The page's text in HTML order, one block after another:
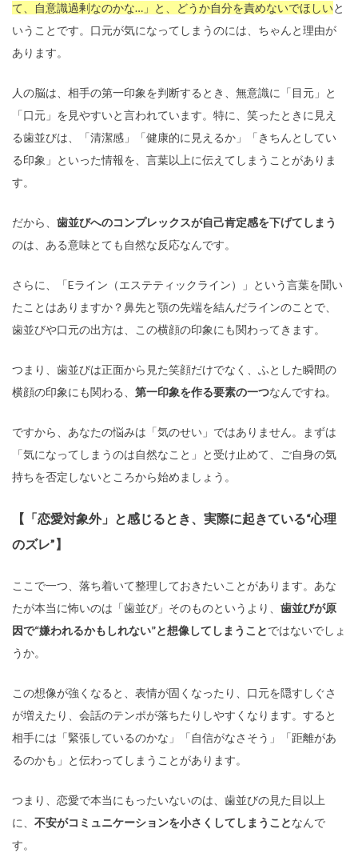
て、自意識過剰なのかな…」と、どうか自分を責めないでほしいと
いうことです。口元が気になってしまうのには、ちゃんと理由が
あります。
人の脳は、相手の第一印象を判断するとき、無意識に「目元」と
「口元」を見やすいと言われています。特に、笑ったときに見え
る歯並びは、「清潔感」「健康的に見えるか」「きちんとしてい
る印象」といった情報を、言葉以上に伝えてしまうことがありま
す。
だから、 歯並びへのコンプレックスが自己肯定感を下げてしまう
のは、ある意味とても自然な反応なんです。
さらに、「Eライン（エステティックライン）」という言葉を聞い
たことはありますか？鼻先と顎の先端を結んだラインのことで、
歯並びや口元の出方は、この横顔の印象にも関わってきます。
つまり、歯並びは正面から見た笑顔だけでなく、ふとした瞬間の
横顔の印象にも関わる、 第一印象を作る要素の一つなんですね。
ですから、あなたの悩みは「気のせい」ではありません。まずは
「気になってしまうのは自然なこと」と受け止めて、ご自身の気
持ちを否定しないところから始めましょう。
【「恋愛対象外」と感じるとき、実際に起きている“心理
のズレ”】
ここで一つ、落ち着いて整理しておきたいことがあります。あな
たが本当に怖いのは「歯並び」そのものというより、 歯並びが原
因で“嫌われるかもしれない”と想像してしまうことではないでしょ
うか。
この想像が強くなると、表情が固くなったり、口元を隠すしぐさ
が増えたり、会話のテンポが落ちたりしやすくなります。すると
相手には「緊張しているのかな」「自信がなさそう」「距離があ
るのかも」と伝わってしまうことがあります。
つまり、恋愛で本当にもったいないのは、歯並びの見た目以上
に、 不安がコミュニケーションを小さくしてしまうことなんで
す。